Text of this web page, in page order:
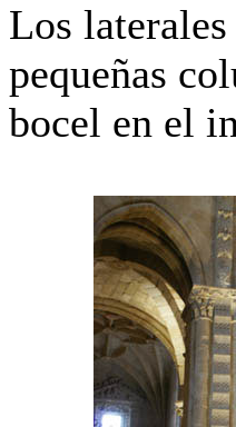
Los
pequeñas
bocel en el